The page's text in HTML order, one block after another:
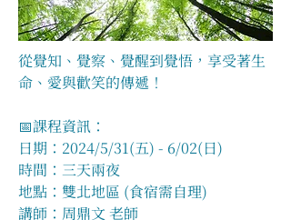
從覺知、覺察、覺醒到覺悟，享受著生
命、愛與歡笑的傳遞！
📅課程資訊：
日期：2024/5/31(五) - 6/02(日)
時間：三天兩夜
地點：雙北地區 (食宿需自理)
講師：周鼎文 老師